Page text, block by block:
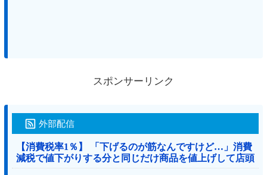
スポンサーリンク
外部配信
【消費税率1％】 「下げるのが筋なんですけど…」消費
減税で値下がりする分と同じだけ商品を値上げして店頭
価格を変えない店も